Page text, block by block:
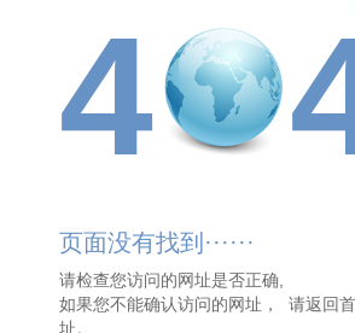
4
页面没有找到······
请检查您访问的网址是否正确,
如果您不能确认访问的网址， 请返回
址。